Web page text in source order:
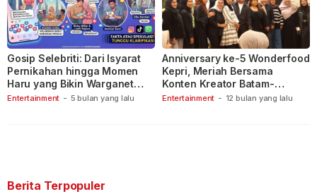
Entertainment - 5 bulan yang lalu
Gosip Selebriti: Dari Isyarat
Pernikahan hingga Momen
Haru yang Bikin Warganet
Berspekulasi
Entertainment - 12 bulan yang lalu
Anniversary ke-5 Wonderfood
Kepri, Meriah Bersama
Konten Kreator Batam-
Tanjungpinang
Berita Terpopuler